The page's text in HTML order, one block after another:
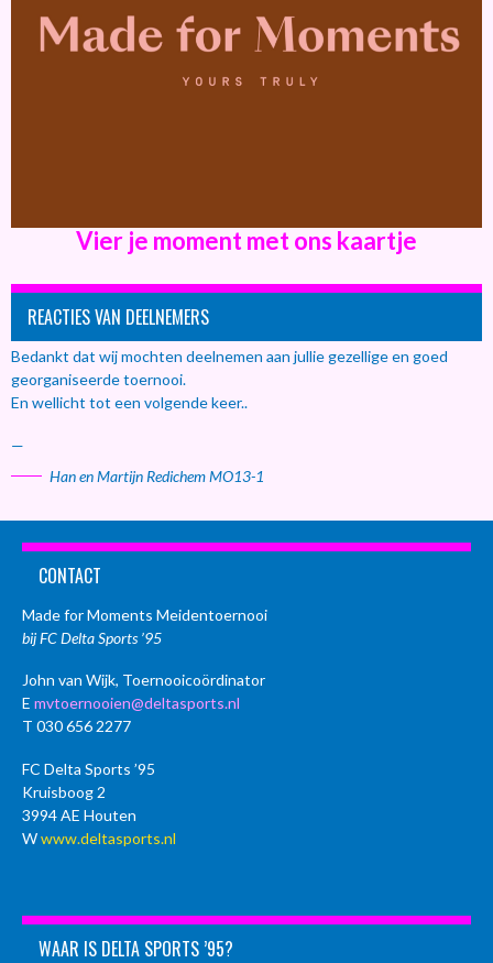
Vier je moment met ons kaartje
REACTIES VAN DEELNEMERS
Bedankt dat wij mochten deelnemen aan jullie gezellige en goed
georganiseerde toernooi.
En wellicht tot een volgende keer..
—
Han en Martijn Redichem MO13-1
CONTACT
Made for Moments Meidentoernooi
bij FC Delta Sports ’95
John van Wijk, Toernooicoördinator
E mvtoernooien@deltasports.nl
T 030 656 2277
FC Delta Sports ’95
Kruisboog 2
3994 AE Houten
Wwww.deltasports.nl
WAAR IS DELTA SPORTS ’95?